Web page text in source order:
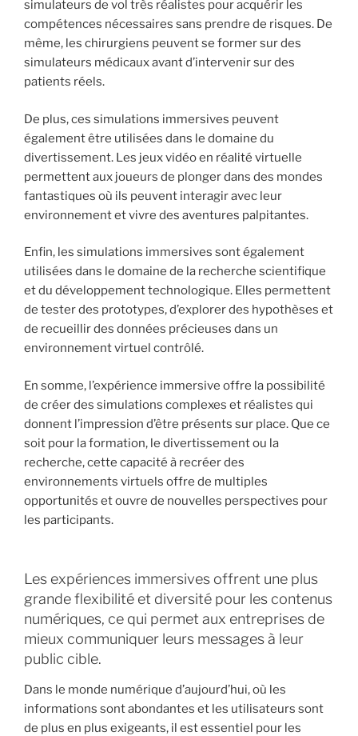
simulateurs de vol très réalistes pour acquérir les
compétences nécessaires sans prendre de risques. De
même, les chirurgiens peuvent se former sur des
simulateurs médicaux avant d’intervenir sur des
patients réels.
De plus, ces simulations immersives peuvent
également être utilisées dans le domaine du
divertissement. Les jeux vidéo en réalité virtuelle
permettent aux joueurs de plonger dans des mondes
fantastiques où ils peuvent interagir avec leur
environnement et vivre des aventures palpitantes.
Enfin, les simulations immersives sont également
utilisées dans le domaine de la recherche scientifique
et du développement technologique. Elles permettent
de tester des prototypes, d’explorer des hypothèses et
de recueillir des données précieuses dans un
environnement virtuel contrôlé.
En somme, l’expérience immersive offre la possibilité
de créer des simulations complexes et réalistes qui
donnent l’impression d’être présents sur place. Que ce
soit pour la formation, le divertissement ou la
recherche, cette capacité à recréer des
environnements virtuels offre de multiples
opportunités et ouvre de nouvelles perspectives pour
les participants.
Les expériences immersives offrent une plus
grande flexibilité et diversité pour les contenus
numériques, ce qui permet aux entreprises de
mieux communiquer leurs messages à leur
public cible.
Dans le monde numérique d’aujourd’hui, où les
informations sont abondantes et les utilisateurs sont
de plus en plus exigeants, il est essentiel pour les